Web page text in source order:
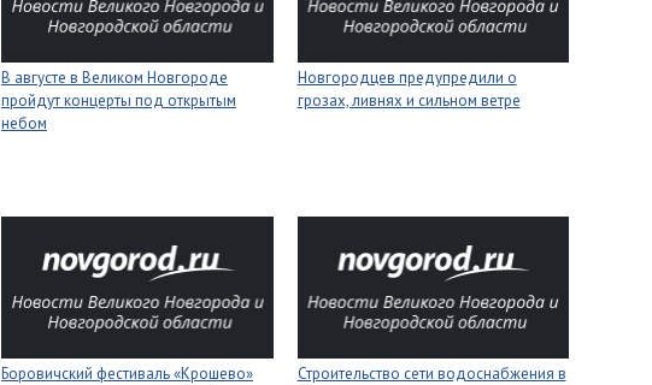
В августе в Великом Новгороде
пройдут концерты под открытым
небом
Новгородцев предупредили о
грозах, ливнях и сильном ветре
Боровичский фестиваль «Крошево»
Строительство сети водоснабжения в